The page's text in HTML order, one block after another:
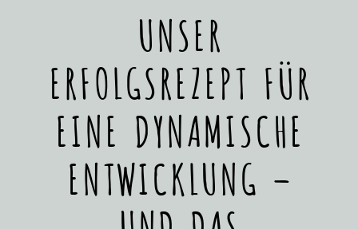
UNSER
ERFOLGSREZEPT FÜR
EINE DYNAMISCHE
ENTWICKLUNG –